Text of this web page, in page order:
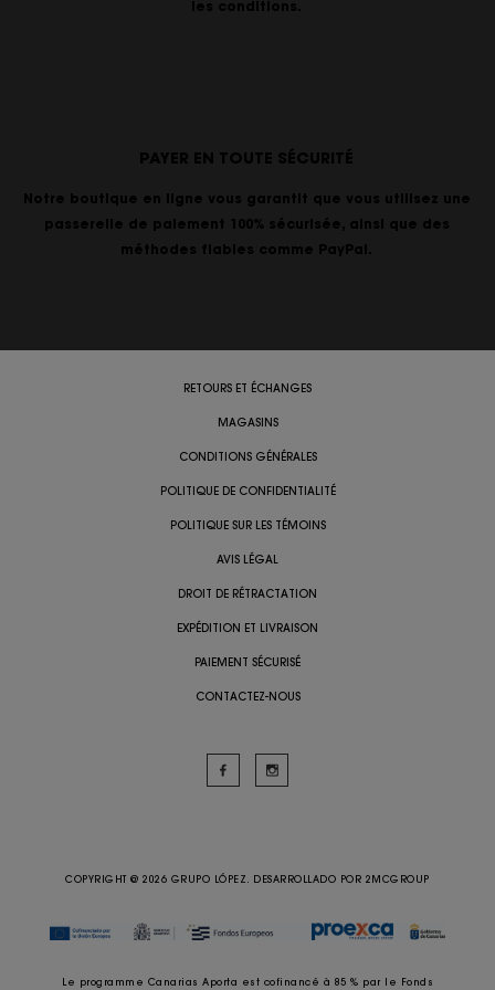
les conditions.
PAYER EN TOUTE SÉCURITÉ
Notre boutique en ligne vous garantit que vous utilisez une
passerelle de paiement 100% sécurisée, ainsi que des
méthodes fiables comme PayPal.
RETOURS ET ÉCHANGES
MAGASINS
CONDITIONS GÉNÉRALES
POLITIQUE DE CONFIDENTIALITÉ
POLITIQUE SUR LES TÉMOINS
AVIS LÉGAL
DROIT DE RÉTRACTATION
EXPÉDITION ET LIVRAISON
PAIEMENT SÉCURISÉ
CONTACTEZ-NOUS
COPYRIGHT @ 2026 GRUPO LÓPEZ. DESARROLLADO POR 2MCGROUP
Le programme Canarias Aporta est cofinancé à 85 % par le Fonds